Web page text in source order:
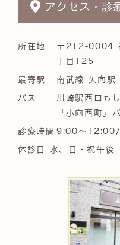
所在地
〒212-0004
丁目125
最寄駅 南武線 矢向駅
バス
川崎駅西口も
「小向西町」
診療時間 9:00～
休診日 水、日・祝午後